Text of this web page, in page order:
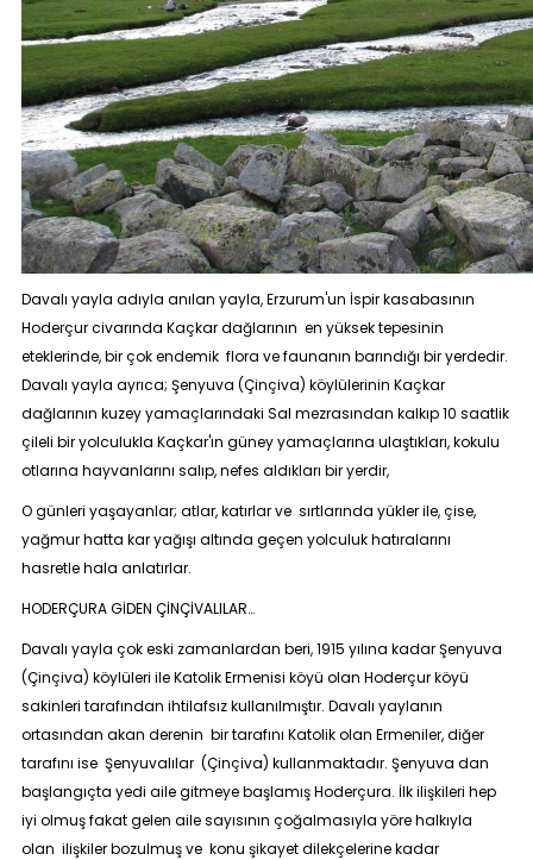
Davalı yayla adıyla anılan yayla, Erzurum'un İspir kasabasının
Hoderçur civarında Kaçkar dağlarının en yüksek tepesinin
eteklerinde, bir çok endemik flora ve faunanın barındığı bir yerdedir.
Davalı yayla ayrıca; Şenyuva (Çinçiva) köylülerinin Kaçkar
dağlarının kuzey yamaçlarındaki Sal mezrasından kalkıp 10 saatlik
çileli bir yolculukla Kaçkar'ın güney yamaçlarına ulaştıkları, kokulu
otlarına hayvanlarını salıp, nefes aldıkları bir yerdir,
O günleri yaşayanlar; atlar, katırlar ve sırtlarında yükler ile, çise,
yağmur hatta kar yağışı altında geçen yolculuk hatıralarını
hasretle hala anlatırlar.
HODERÇURA GİDEN ÇİNÇİVALILAR…
Davalı yayla çok eski zamanlardan beri, 1915 yılına kadar Şenyuva
(Çinçiva) köylüleri ile Katolik Ermenisi köyü olan Hoderçur köyü
sakinleri tarafından ihtilafsız kullanılmıştır. Davalı yaylanın
ortasından akan derenin bir tarafını Katolik olan Ermeniler, diğer
tarafını ise Şenyuvalılar (Çinçiva) kullanmaktadır. Şenyuva dan
başlangıçta yedi aile gitmeye başlamış Hoderçura. İlk ilişkileri hep
iyi olmuş fakat gelen aile sayısının çoğalmasıyla yöre halkıyla
olan ilişkiler bozulmuş ve konu şikayet dilekçelerine kadar